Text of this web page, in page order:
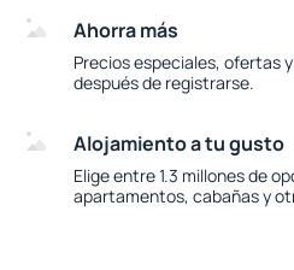
Ahorra más
Precios especiales, ofertas
después de registrarse.
Alojamiento a tu gusto
Elige entre 1.3 millones de
apartamentos, cabañas y